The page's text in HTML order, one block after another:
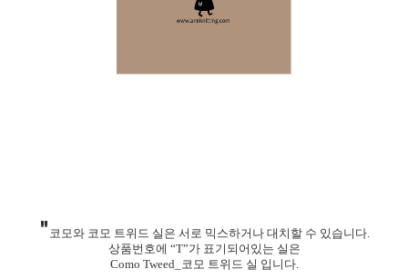
" 코모와 코모 트위드 실은 서로 믹스하거나 대치할 수 있습니다.
상품번호에 “T”가 표기되어있는 실은
Como Tweed_코모 트위드 실 입니다.